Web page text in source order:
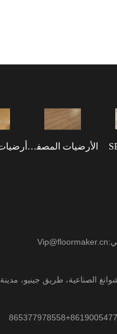
الأرضيات المصفحة
Vip@floormaker.cn
الصناعية، طريق جينيو، مدينة